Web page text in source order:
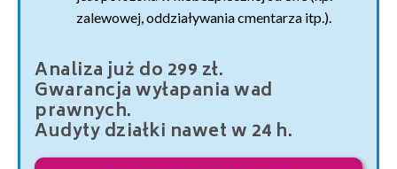
zalewowej, oddziaływania cmentarza itp.).
Analiza już do 299 zł.
Gwarancja wyłapania wad
prawnych.
Audyty działki nawet w 24 h.